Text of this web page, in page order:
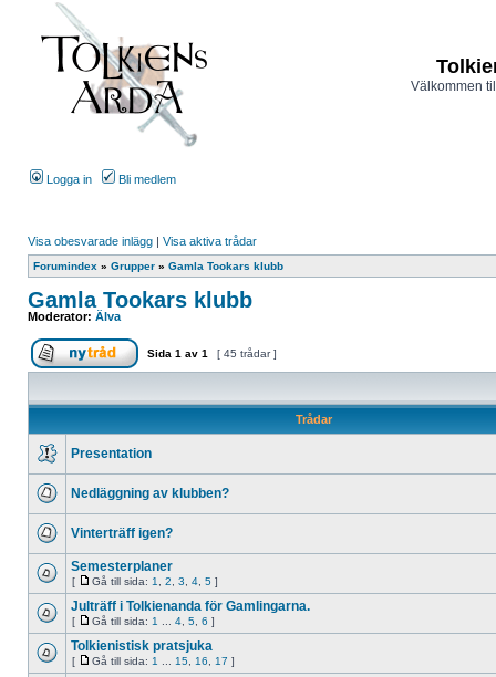
Välkommen
Logga in Bli medlem
Visa obesvarade inlägg | Visa aktiva trådar
Forumindex » Grupper » Gamla Tookars klubb
Gamla Tookars klubb
Moderator: Älva
Sida 1 av 1 [ 45 trådar ]
Trådar
Presentation
Nedläggning av klubben?
Vinterträff igen?
Semesterplaner
[ Gå till sida: 1 2 3 4 5 ]
Julträff i Tolkienanda för Gamlingarna.
[ Gå till sida: 1 4 5 6 ]
Tolkienistisk pratsjuka
[ Gå till sida: 1 15 16 17 ]